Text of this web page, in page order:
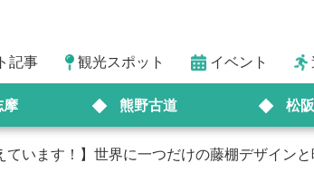
記事 観光スポット イベント
摩 熊野古道 松
ています！】世界に一つだけの藤棚デザイン